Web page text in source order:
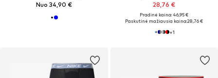
Nuo 34,90 € 28,76 €
Pradinė kaina: 46,95 €
Paskutinė mažiausia kaina:28,76 €
+1